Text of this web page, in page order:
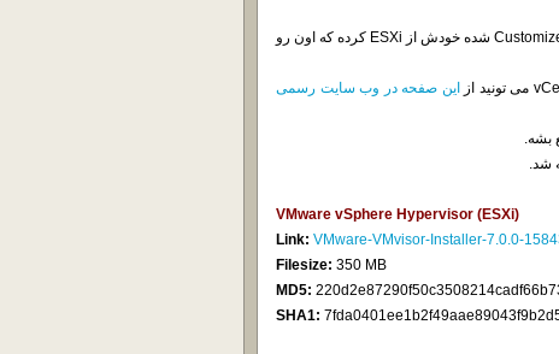
شرکت های HP و Dell هم همزمان با VMware اقدام به ارائه نسخه Customize شده خودش از ESXi کرده که اون رو
این صفحه در وب سایت رسمی
بشه.
VMware vSphere Hypervisor (ESXi)
Link: VMware-VMvisor-Installer-7.0.0-
Filesize: 350 MB
MD5:
SHA1: